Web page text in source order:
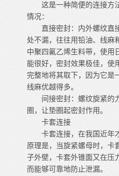
这是一种简便的连接方
情况：
直接密封：内外螺纹直
处不漏，往往用铅油、线麻
中聚四氟乙烯生料带，使用
能很好，密封效果极佳，使
完整地将其取下，因为它是
线麻优越得多。
间接密封：螺纹旋紧的
圈，让垫圈起密封作用。
卡套连接
卡套连接，在我国近年
原理是，当旋紧螺母时，卡
子外壁，卡套外锥面又在压
而能够可靠地防止泄漏。